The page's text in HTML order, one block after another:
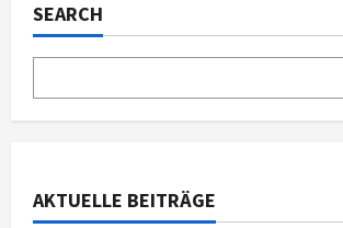
du
natürlichen
SEARCH
AKTUELLE BEITRÄGE